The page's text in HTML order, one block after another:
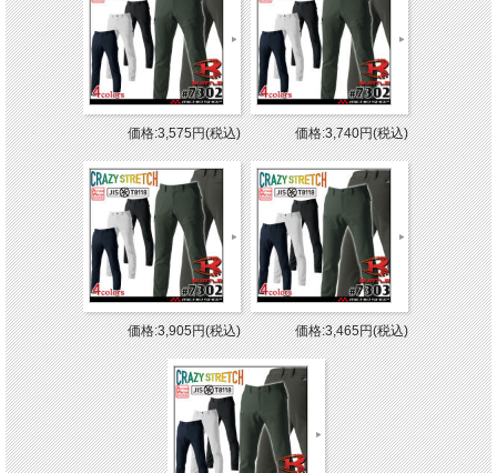
価格:3,575円(税込) 価格:3,740円(税込)
価格:3,905円(税込) 価格:3,465円(税込)